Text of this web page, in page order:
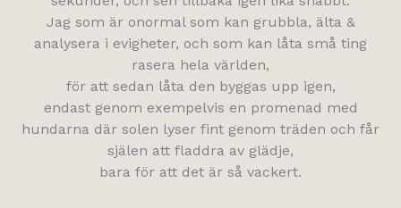
Jag som är onormal som kan grubbla, älta &
analysera i evigheter, och som kan låta små ting
rasera hela världen,
för att sedan låta den byggas upp igen,
endast genom exempelvis en promenad med
hundarna där solen lyser fint genom träden och får
själen att fladdra av glädje,
bara för att det är så vackert.